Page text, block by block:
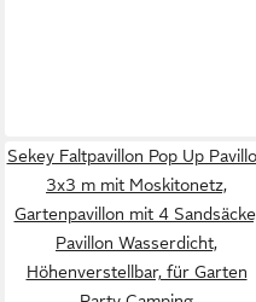
Sekey Faltpavillon Pop Up
3x3 m mit Moskitonetz,
Gartenpavillon mit 4
Pavillon Wasserdicht,
Höhenverstellbar, für Garten